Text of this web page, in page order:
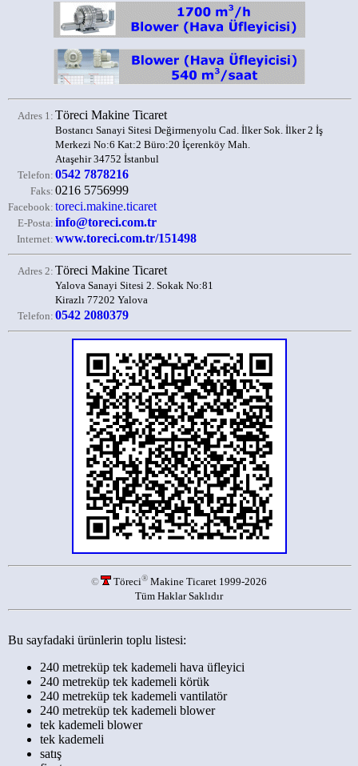
Adres 1: Töreci Makine Ticaret
Bostancı Sanayi Sitesi Değirmenyolu Cad. İlker Sok. İlker 2 İş
Merkezi No:6 Kat:2 Büro:20 İçerenköy Mah.
Ataşehir 34752 İstanbul
Telefon: 0542 7878216
Faks: 0216 5756999
Facebook: toreci.makine.ticaret
E-Posta: info@toreci.com.tr
Internet: www.toreci.com.tr/151498
Adres 2: Töreci Makine Ticaret
Yalova Sanayi Sitesi 2. Sokak No:81
Kirazlı 77202 Yalova
Telefon: 0542 2080379
© Töreci® Makine Ticaret 1999-2026
Tüm Haklar Saklıdır
Bu sayfadaki ürünlerin toplu listesi:
240 metreküp tek kademeli hava üfleyici
240 metreküp tek kademeli körük
240 metreküp tek kademeli vantilatör
240 metreküp tek kademeli blower
tek kademeli blower
tek kademeli
satış